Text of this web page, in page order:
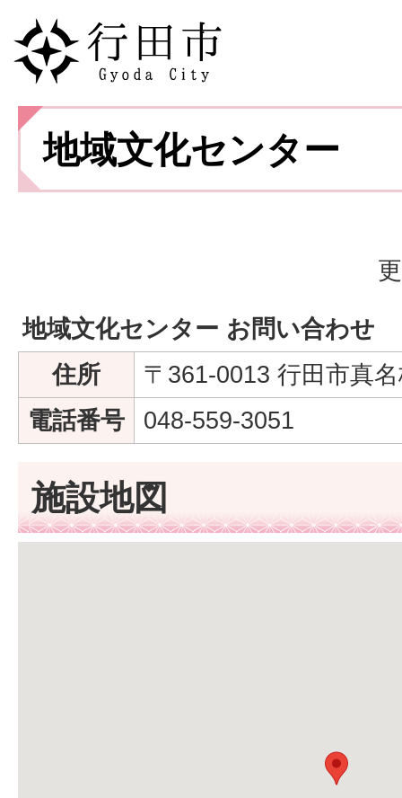
地域文化センター
地域文化センター お問い合わせ
住所
〒361-0013 行田市真
電話番号
048-559-3051
施設地図